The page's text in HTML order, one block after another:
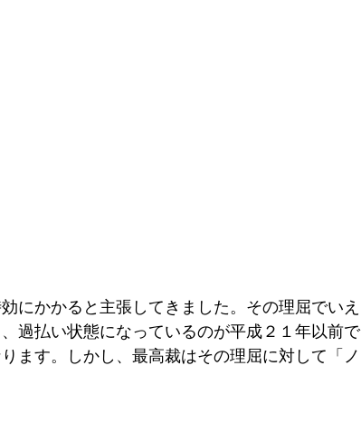
にかかると主張してきました。その理屈でいえ
過払い状態になっているのが平成２１年以前で
ます。しかし、最高裁はその理屈に対して「ノ